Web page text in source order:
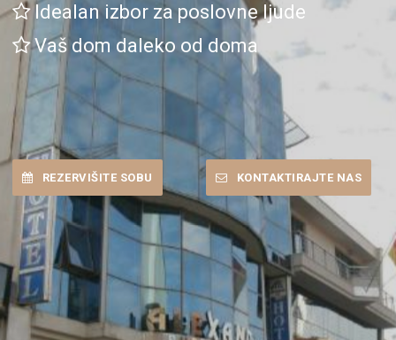
Idealan izbor za poslovne ljude
Vaš dom daleko od doma
REZERVIŠITE SOBU KONTAKTIRAJTE NAS